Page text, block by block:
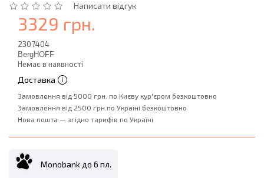
Написати відгук
3329 грн.
2307404
BergHOFF
Немає в наявності
Доставка
Замовлення від 5000 грн. по Києву кур'єром безкоштовно
Замовлення від 2500 грн.по Україні безкоштовно
Нова пошта — згідно тарифів по Україні
Monobank до 6 пл.